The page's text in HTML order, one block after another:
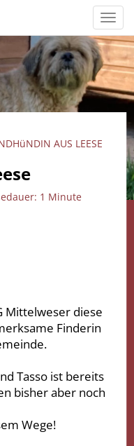
AUS LEESE
1 Minute
Mittelweser diese
Finderin
Tasso ist bereits
bisher aber noch
Wege!